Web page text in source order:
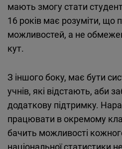
мають змогу стати
16 років має розуміти, що
можливостей, а не
кут.
З іншого боку, має бути
учнів, які відстають, аби
додаткову підтримку.
працювати в окремому
бачить можливості
національної статистики